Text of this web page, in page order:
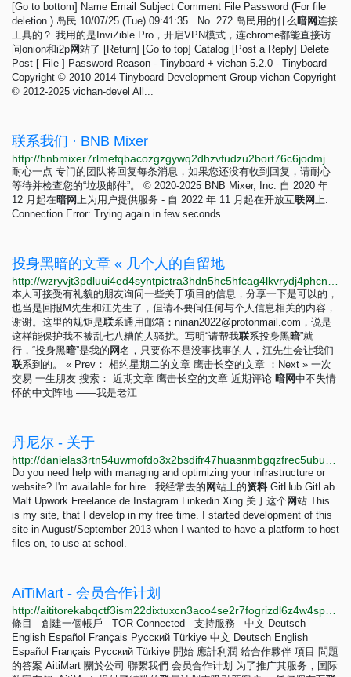
[Go to bottom] Name Email Subject Comment File Password (For file
deletion.) 岛民 10/07/25 (Tue) 09:41:35 No. 272 岛民用的什么暗网连接
工具的？ 我用的是InviZible Pro，开启VPN模式，连chrome都能直接访
问onion和i2p网站了 [Return] [Go to top] Catalog [Post a Reply] Delete
Post [ File ] Password Reason - Tinyboard + vichan 5.2.0 - Tinyboard
Copyright © 2010-2014 Tinyboard Development Group vichan Copyright
© 2012-2025 vichan-devel All...
联系我们 · BNB Mixer
耐心一点 专门的团队将回复每条消息，如果您还没有收到回复，请耐心
等待并检查您的“垃圾邮件”。 © 2020-2025 BNB Mixer, Inc. 自 2020 年
12 月起在暗网上为用户提供服务 - 自 2022 年 11 月起在开放互联网上.
Connection Error: Trying again in few seconds
投身黑暗的文章 « 几个人的自留地
本人可接受有礼貌的朋友询问一些关于项目的信息，分享一下是可以的，
也当是回报M先生和江先生了，但请不要问任何与个人信息相关的内容，
谢谢。这里的规矩是联系通用邮箱： ninan2022@protonmail.com ，说是
这样能保护我不被乱七八糟的人骚扰。写明“请帮我联系投身黑暗”就
行，“投身黑暗”是我的 网名，只要你不是没事找事的人，江先生会让我们
联系到的。 « Prev： 相约星期二的文章 鹰击长空的文章 ：Next » 一次
交易 一生朋友 搜索： 近期文章 鹰击长空的文章 近期评论 暗网中不失情
怀的中文阵地 ——我是老江
丹尼尔 - 关于
Do you need help with managing and optimizing your infrastructure or
website? I'm available for hire . 我经常去的 网站上的资料GitHub GitLab
Malt Upwork Freelance.de Instagram Linkedin Xing 关于这个网站 This
is my site, that I develop in my free time. I started development of this
site in August/September 2013 when I wanted to have a platform to host
files on, to use at school.
AiTiMart - 会员合作计划
條目 創建一個帳戶 TOR Connected 支持服務 中文 Deutsch
English Español Français Русский Türkiye 中文 Deutsch English
Español Français Русский Türkiye 開始 應計利潤 給合作夥伴 項目 問題
的答案 AitiMart 關於公司 聯繫我們 会员合作计划 为了推广其服务，国际